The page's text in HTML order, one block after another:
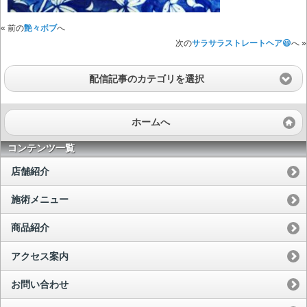
« 前の艶々ボブへ
次のサラサラストレートヘア😃へ »
配信記事のカテゴリを選択
ホームへ
コンテンツ一覧
店舗紹介
施術メニュー
商品紹介
アクセス案内
お問い合わせ